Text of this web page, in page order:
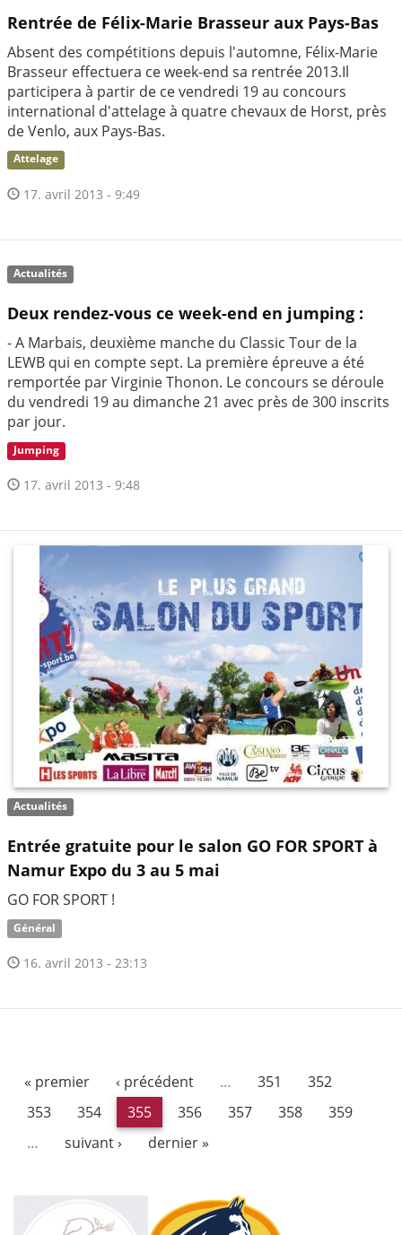
Rentrée de Félix-Marie Brasseur aux Pays-Bas
Absent des compétitions depuis l'automne, Félix-Marie
Brasseur effectuera ce week-end sa rentrée 2013.Il
participera à partir de ce vendredi 19 au concours
international d'attelage à quatre chevaux de Horst, près
de Venlo, aux Pays-Bas.
Attelage
17. avril 2013 - 9:49
Actualités
Deux rendez-vous ce week-end en jumping :
- A Marbais, deuxième manche du Classic Tour de la
LEWB qui en compte sept. La première épreuve a été
remportée par Virginie Thonon. Le concours se déroule
du vendredi 19 au dimanche 21 avec près de 300 inscrits
par jour.
Jumping
17. avril 2013 - 9:48
Actualités
Entrée gratuite pour le salon GO FOR SPORT à
Namur Expo du 3 au 5 mai
GO FOR SPORT !
Général
16. avril 2013 - 23:13
« premier ‹ précédent … 351
352
353
354 355 356 357 358
359
…
suivant › dernier »